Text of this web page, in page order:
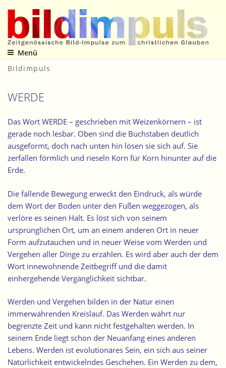
Inhalt
springen
Zeitgenössische Bild-Impulse zum christlichen Glauben
Menü
Bildimpuls
WERDE
Das Wort WERDE – geschrieben mit Weizenkörnern – ist
gerade noch lesbar. Oben sind die Buchstaben deutlich
ausgeformt, doch nach unten hin lösen sie sich auf. Sie
zerfallen förmlich und rieseln Korn für Korn hinunter auf die
Erde.
Die fallende Bewegung erweckt den Eindruck, als würde
dem Wort der Boden unter den Füßen weggezogen, als
verlöre es seinen Halt. Es löst sich von seinem
ursprünglichen Ort, um an einem anderen Ort in neuer
Form aufzutauchen und in neuer Weise vom Werden und
Vergehen aller Dinge zu erzählen. Es wird aber auch der dem
Wort innewohnende Zeitbegriff und die damit
einhergehende Vergänglichkeit sichtbar.
Werden und Vergehen bilden in der Natur einen
immerwährenden Kreislauf. Das Werden währt nur
begrenzte Zeit und kann nicht festgehalten werden. In
seinem Ende liegt schon der Neuanfang eines anderen
Lebens. Werden ist evolutionäres Sein, ein sich aus seiner
Natürlichkeit entwickelndes Geschehen. Ein Werden zu dem,